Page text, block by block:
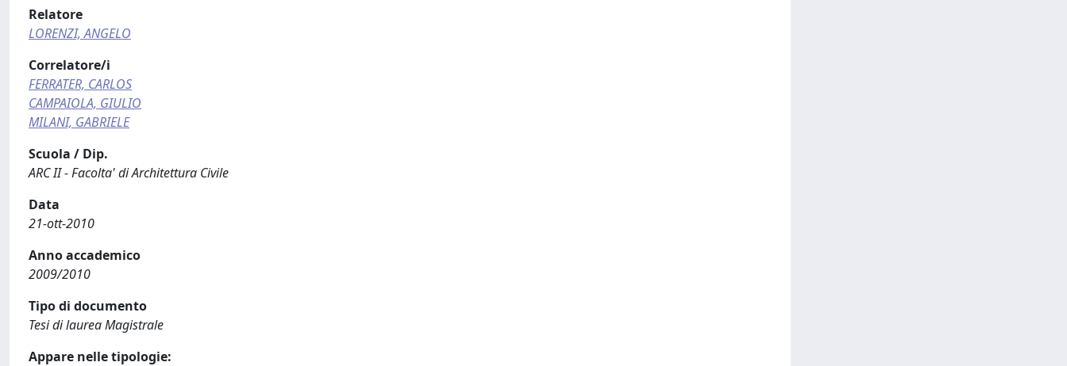
Relatore
LORENZI, ANGELO
Correlatore/i
FERRATER, CARLOS
CAMPAIOLA, GIULIO
MILANI, GABRIELE
Scuola / Dip.
ARC II - Facolta' di Architettura Civile
Data
21-ott-2010
Anno accademico
2009/2010
Tipo di documento
Tesi di laurea Magistrale
Appare nelle tipologie: